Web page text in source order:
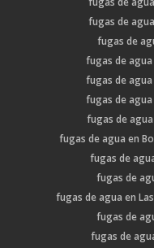
fugas de
fugas de
fugas de
fugas de
fugas de
fugas de
fugas de agua en
fugas de
fugas de
fugas de agua en
fugas de
fugas de